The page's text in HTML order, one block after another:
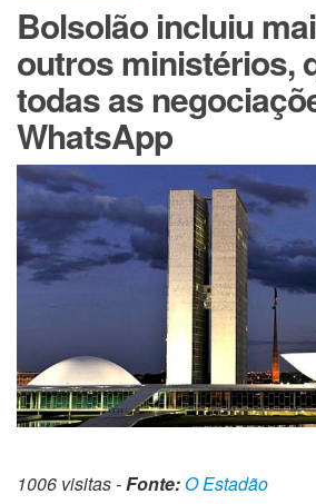
Bolsolão incluiu
outros ministérios,
todas as
WhatsApp
1006 visitas -Fonte:O Estadão